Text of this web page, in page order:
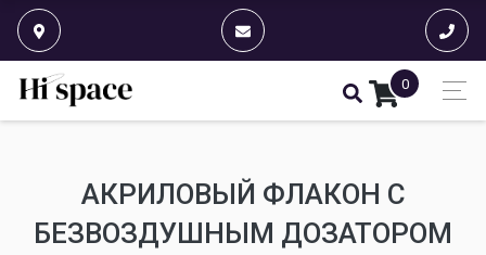
0
АКРИЛОВЫЙ ФЛАКОН С
БЕЗВОЗДУШНЫМ ДОЗАТОРОМ